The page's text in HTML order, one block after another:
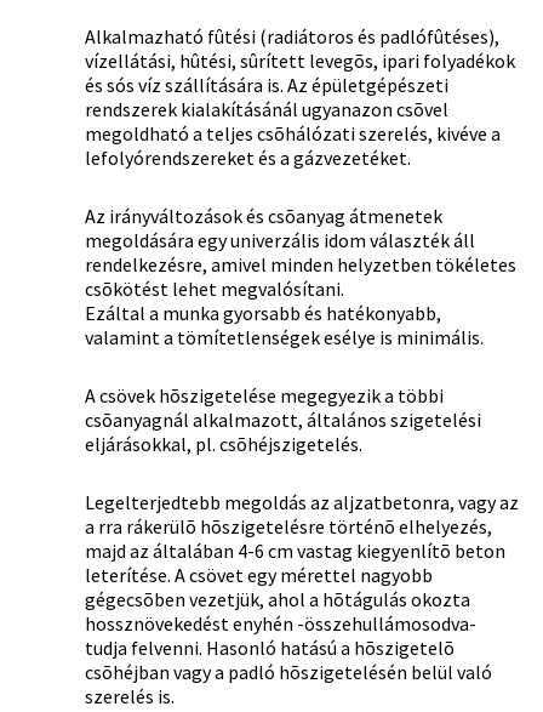
Alkalmazható fûtési (radiátoros és padlófûtéses),
vízellátási, hûtési, sûrített levegõs, ipari folyadékok
és sós víz szállítására is. Az épületgépészeti
rendszerek kialakításánál ugyanazon csõvel
megoldható a teljes csõhálózati szerelés, kivéve a
lefolyórendszereket és a gázvezetéket.
Az irányváltozások és csõanyag átmenetek
megoldására egy univerzális idom választék áll
rendelkezésre, amivel minden helyzetben tökéletes
csõkötést lehet megvalósítani.
Ezáltal a munka gyorsabb és hatékonyabb,
valamint a tömítetlenségek esélye is minimális.
A csövek hõszigetelése megegyezik a többi
csõanyagnál alkalmazott, általános szigetelési
eljárásokkal, pl. csõhéjszigetelés.
Legelterjedtebb megoldás az aljzatbetonra, vagy az
a rra rákerülõ hõszigetelésre történõ elhelyezés,
majd az általában 4-6 cm vastag kiegyenlítõ beton
leterítése. A csövet egy mérettel nagyobb
gégecsõben vezetjük, ahol a hõtágulás okozta
hossznövekedést enyhén -összehullámosodva-
tudja felvenni. Hasonló hatású a hõszigetelõ
csõhéjban vagy a padló hõszigetelésén belül való
szerelés is.